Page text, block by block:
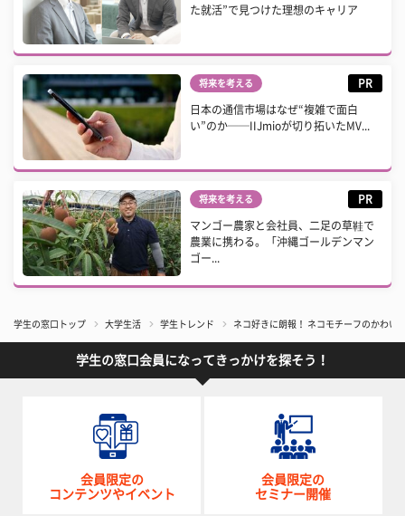
た就活”で見つけた理想のキャリア
将来を考える PR
日本の通信市場はなぜ“複雑で面白
い”のか──IIJmioが切り拓いたMV...
将来を考える PR
マンゴー農家と会社員、二足の草鞋で
農業に携わる。「沖縄ゴールデンマン
ゴー...
学生の窓口トップ 大学生活 学生トレンド ネコ好きに朗報！ ネコモチーフのかわ
学生の窓口会員になってきっかけを探そう！
会員限定の
コンテンツやイベント
会員限定の
セミナー開催